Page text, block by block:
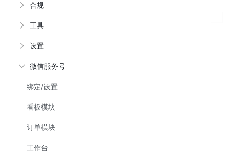
合规
工具
设置
微信服务号
绑定/设置
看板模块
订单模块
工作台